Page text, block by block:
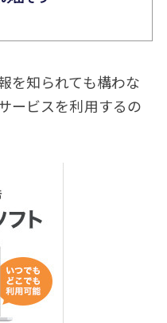
を知られても構わな
ービスを利用するの